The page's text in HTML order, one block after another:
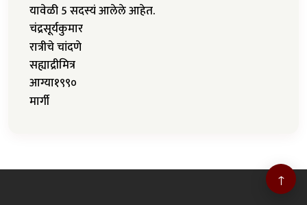
यावेळी 5 सदस्यं आलेले आहेत.
चंद्रसूर्यकुमार
रात्रीचे चांदणे
सह्याद्रीमित्र
आग्या१९९०
मार्गी
↑